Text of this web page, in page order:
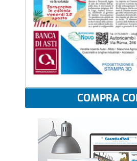
COMPRA